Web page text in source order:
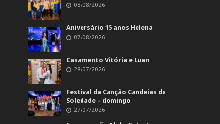
08/08/2026
Aniversário 15 anos Helena
07/08/2026
Casamento Vitória e Luan
28/07/2026
Festival da Canção Candeias da
Soledade – domingo
27/07/2026